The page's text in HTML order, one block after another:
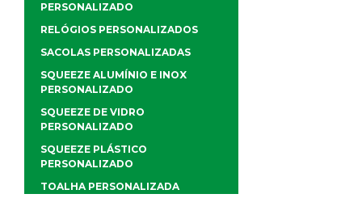
PERSONALIZADO
RELÓGIOS PERSONALIZADOS
SACOLAS PERSONALIZADAS
SQUEEZE ALUMÍNIO E INOX
PERSONALIZADO
SQUEEZE DE VIDRO
PERSONALIZADO
SQUEEZE PLÁSTICO
PERSONALIZADO
TOALHA PERSONALIZADA